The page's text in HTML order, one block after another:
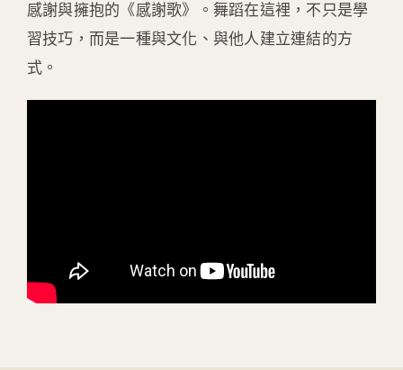
感謝與擁抱的《感謝歌》。舞蹈在這裡，不只是學
習技巧，而是一種與文化、與他人建立連結的方
式。